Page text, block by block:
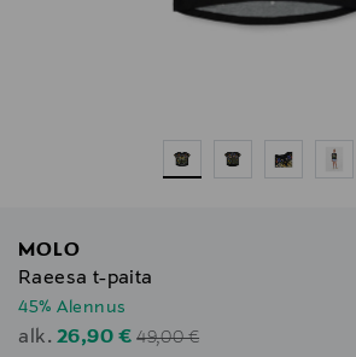
MOLO
Raeesa t-paita
45% Alennus
alk. Discounted Price
26,90 €Original Price
49,00 €